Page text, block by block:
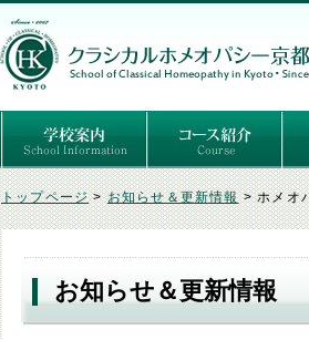
ごあいさつ
３つの基本理念
講師紹介
国際セミナー
ある日の学校生活（写真）
推薦者の声
よくあるご質問
予定表 はじめてのホメオパ
セルフケアコース
専門コース（4年制）
専門コース（通信）
専門コース編入制度
トップページ>お知らせ＆更新情報>ホメオ
お知らせ＆更新情報